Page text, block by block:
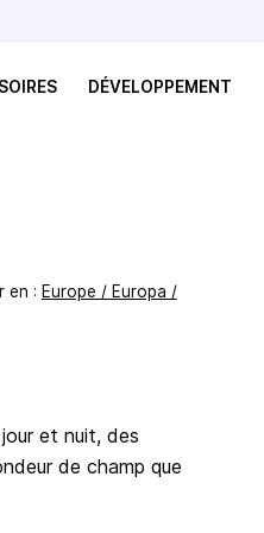
DÉVELOPPEMENT
en : Europe / Europa /
et nuit, des
de champ que